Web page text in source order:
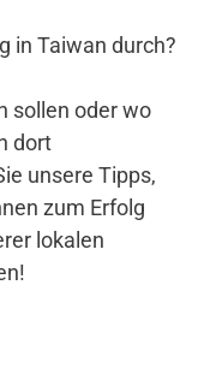
in Taiwan durch?
sollen oder wo
dort
unsere Tipps,
zum Erfolg
lokalen